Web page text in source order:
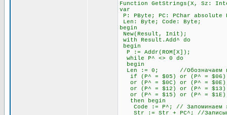
Function GetStrings(X, Sz:
var
P: PByte; PC: PChar absolute
Len: Byte; Code: Byte;
begin
New(Result, Init);
with Result.Add^ do
begin
P := Addr(ROM[X]);
while P^ <> 0 do
begin
Len := 0; //Обозначаем
if (P^ = $05) or (P^ = $06) or
or (P^ = $0C) or (P^ = $0E) or
or (P^ = $12) or (P^ = $13)
or (P^ = $15) or (P^ = $1E)
then begin
Code := P^; // Запоминаем
Str := Str + PC^; //